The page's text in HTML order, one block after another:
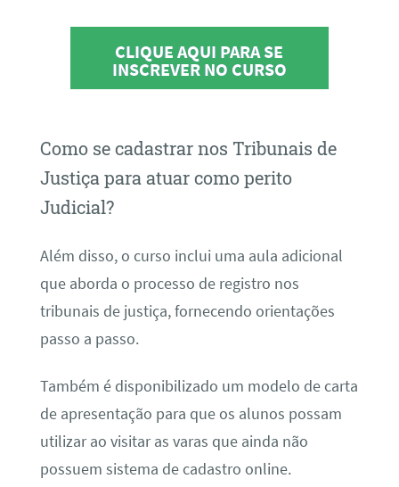
CLIQUE AQUI PARA SE
INSCREVER NO CURSO
Como se cadastrar nos Tribunais de
Justiça para atuar como perito
Judicial?
Além disso, o curso inclui uma aula adicional
que aborda o processo de registro nos
tribunais de justiça, fornecendo orientações
passo a passo.
Também é disponibilizado um modelo de carta
de apresentação para que os alunos possam
utilizar ao visitar as varas que ainda não
possuem sistema de cadastro online.